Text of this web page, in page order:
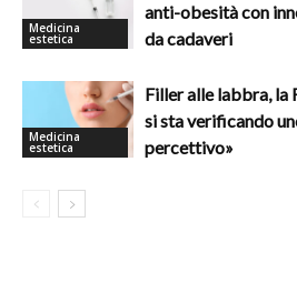
Medicina
estetica
anti-obesità con
da cadaveri
Medicina
estetica
Filler alle labbra, la
si sta verificando
percettivo»